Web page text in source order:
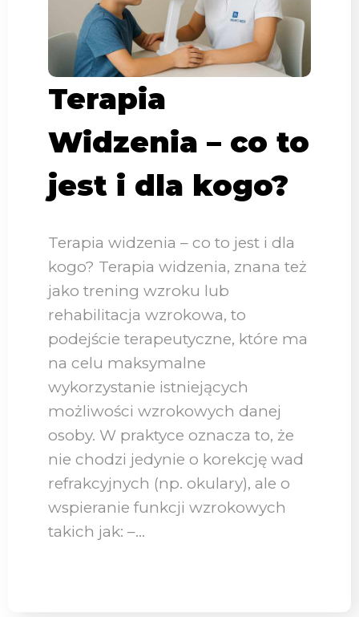
Terapia
Widzenia – co to
jest i dla kogo?
Terapia widzenia – co to jest i dla
kogo? Terapia widzenia, znana też
jako trening wzroku lub
rehabilitacja wzrokowa, to
podejście terapeutyczne, które ma
na celu maksymalne
wykorzystanie istniejących
możliwości wzrokowych danej
osoby. W praktyce oznacza to, że
nie chodzi jedynie o korekcję wad
refrakcyjnych (np. okulary), ale o
wspieranie funkcji wzrokowych
takich jak: –…